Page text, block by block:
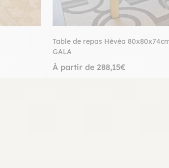
Table de repas Hévéa
GALA
À partir de 288,15€